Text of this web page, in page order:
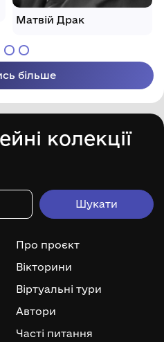
Матвій Драк
більше
колекції
Про проєкт
Вікторини
Віртуальні тури
Автори
Часті питання